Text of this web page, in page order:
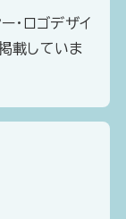
・ロゴデザイ
載していま